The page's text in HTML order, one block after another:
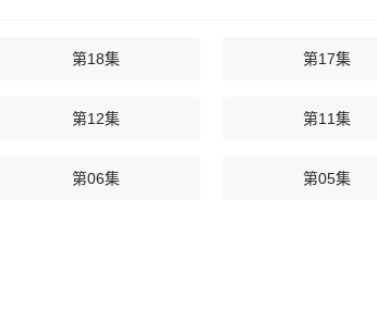
第18集 第17集
第12集 第11集
第06集 第05集